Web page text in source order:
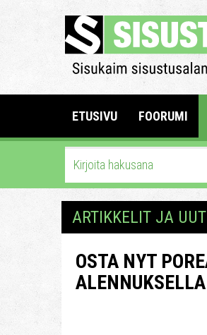
ETUSIVU FOORUMI
ARTIKKELIT JA
OSTA NYT